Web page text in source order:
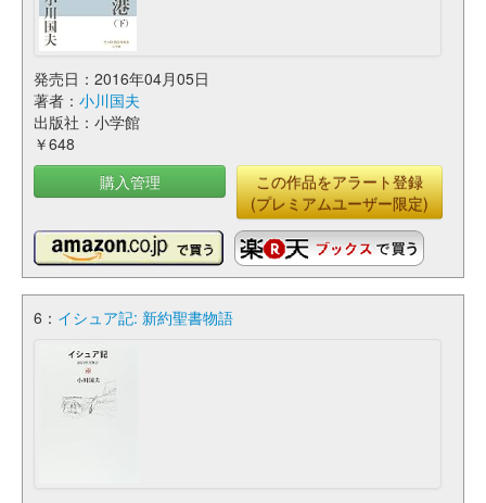
発売日：2016年04月05日
著者： 小川国夫
出版社：小学館
￥648
購入管理
この作品をアラート登録
(プレミアムユーザー限定)
6： イシュア記: 新約聖書物語